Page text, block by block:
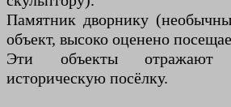
Памятник дворнику
объект, высоко оценено
Эти объекты отражают
историческую посёлку.